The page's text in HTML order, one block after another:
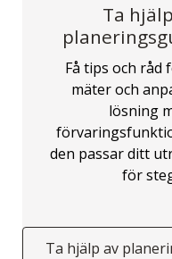
Ta
Få tips och råd
mäter och
lösning
den passar ditt
för
Ta hjälp av